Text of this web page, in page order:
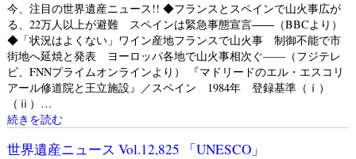
今、注目の世界遺産ニュース!! ◆フランスとスペインで山火事広が
る、22万人以上が避難 スペインは緊急事態宣言――（BBCより）
◆「状況はよくない」ワイン産地フランスで山火事 制御不能で市
街地へ延焼と発表 ヨーロッパ各地で山火事相次ぐ——（フジテレ
ビ、FNNプライムオンラインより） 『マドリードのエル・エスコリ
アール修道院と王立施設』／スペイン 1984年 登録基準（ⅰ）
（ⅱ）…
続きを読む
世界遺産ニュース Vol.12,825 「UNESCO」